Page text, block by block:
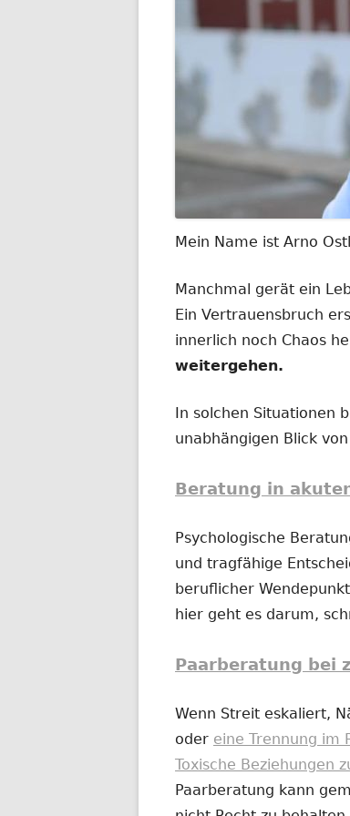
Mein Name ist Arno
Manchmal gerät ein
Ein Vertrauensbruch
innerlich noch Chaos
weitergehen.
In solchen Situationen
unabhängigen Blick
Beratung in
Psychologische
und tragfähige
beruflicher
hier geht es darum,
Paarberatung bei
Wenn Streit eskaliert,
oder eine Trennung im
Toxische Beziehungen
Paarberatung kann